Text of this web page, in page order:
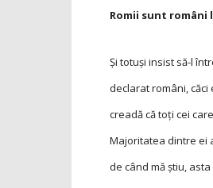
Romii sunt români
Și totuși insist să-l
declarat români,
creadă că toţi cei
Majoritatea dintre ei
de când mă știu,